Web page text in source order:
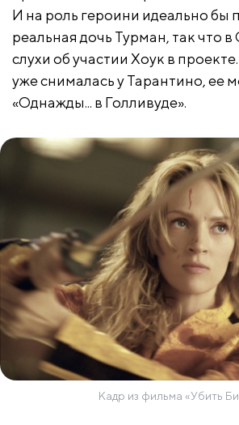
И на роль героини идеально бы
реальная дочь Турман, так что
слухи об участии Хоук в
уже снималась у Тарантино, ее
«Однажды... в Голливуде».
Кадр из фильма «Убить